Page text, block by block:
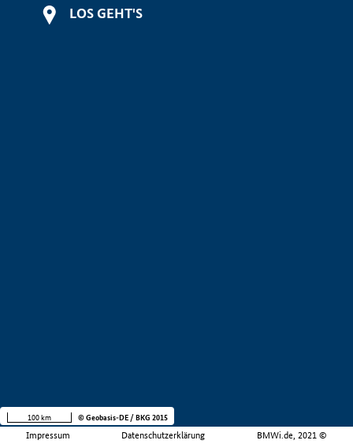
LOS GEHT'S
Impressum Datenschutzerklärung BMWi.de, 2021 ©
100 km © Geobasis-DE / BKG 2015